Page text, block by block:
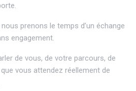
prenons le temps d’un échange
engagement.
de vous, de votre parcours, de
vous attendez réellement de